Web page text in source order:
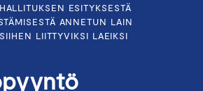
ESITYKSESTÄ
ANNETUN LAIN
LIITTYVIKSI LAEIKSI